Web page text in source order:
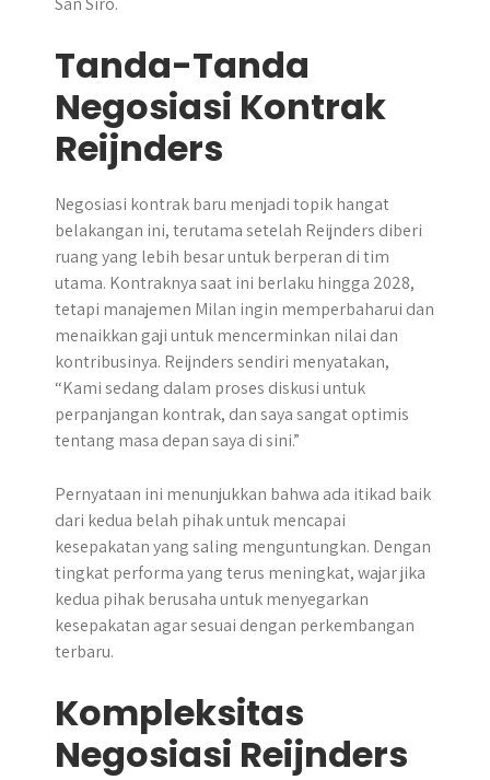
Tanda-Tanda
Negosiasi Kontrak
Reijnders
Negosiasi kontrak baru menjadi topik hangat
belakangan ini, terutama setelah Reijnders diberi
ruang yang lebih besar untuk berperan di tim
utama. Kontraknya saat ini berlaku hingga 2028,
tetapi manajemen Milan ingin memperbaharui dan
menaikkan gaji untuk mencerminkan nilai dan
kontribusinya. Reijnders sendiri menyatakan,
“Kami sedang dalam proses diskusi untuk
perpanjangan kontrak, dan saya sangat optimis
tentang masa depan saya di sini.”
Pernyataan ini menunjukkan bahwa ada itikad baik
dari kedua belah pihak untuk mencapai
kesepakatan yang saling menguntungkan. Dengan
tingkat performa yang terus meningkat, wajar jika
kedua pihak berusaha untuk menyegarkan
kesepakatan agar sesuai dengan perkembangan
terbaru.
Kompleksitas
Negosiasi Reijnders